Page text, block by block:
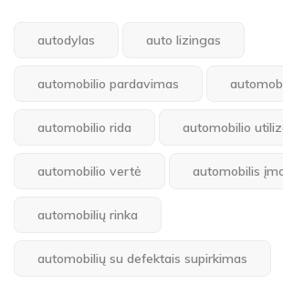
autodylas auto lizingas
automobilio pardavimas
automobilio rida automobilio
automobilio vertė automobilis
automobilių rinka
automobilių su defektais supirkimas